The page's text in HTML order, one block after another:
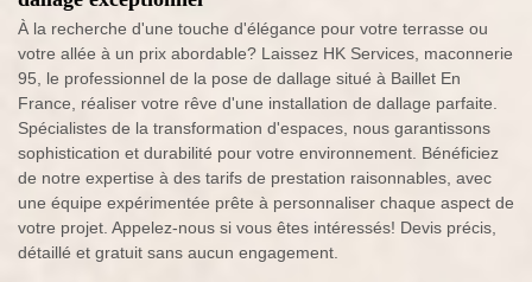
À la recherche d'une touche d'élégance pour votre terrasse ou
votre allée à un prix abordable? Laissez HK Services, maconnerie
95, le professionnel de la pose de dallage situé à Baillet En
France, réaliser votre rêve d'une installation de dallage parfaite.
Spécialistes de la transformation d'espaces, nous garantissons
sophistication et durabilité pour votre environnement. Bénéficiez
de notre expertise à des tarifs de prestation raisonnables, avec
une équipe expérimentée prête à personnaliser chaque aspect de
votre projet. Appelez-nous si vous êtes intéressés! Devis précis,
détaillé et gratuit sans aucun engagement.